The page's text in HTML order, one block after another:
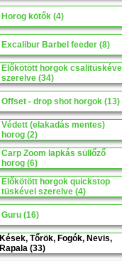
Horog kötők (4)
Excalibur Barbel feeder (8)
Előkötött horgok csalitüskével
szerelve (34)
Offset - drop shot horgok (13)
Védett (elakadás mentes)
horog (2)
Carp Zoom lapkás süllőző
horog (6)
Előkötött horgok quickstop
tüskével szerelve (4)
Guru (16)
Kések, Tőrök, Fogók, Nevis,
Rapala (33)